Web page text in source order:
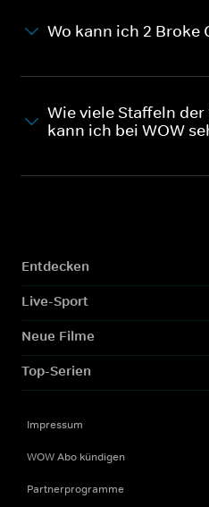
Wo kann ich 2 Broke
Wie viele Staffeln
kann ich bei WOW
Entdecken
Live-Sport
Neue Filme
Top-Serien
Impressum
WOW Abo kündigen
Partnerprogramme